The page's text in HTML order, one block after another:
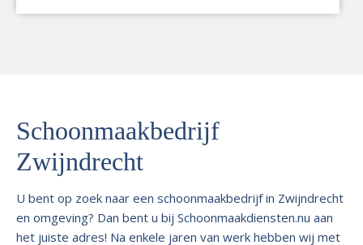
Schoonmaakbedrijf
Zwijndrecht
U bent op zoek naar een schoonmaakbedrijf in Zwijndrecht
en omgeving? Dan bent u bij Schoonmaakdiensten.nu aan
het juiste adres! Na enkele jaren van werk hebben wij met